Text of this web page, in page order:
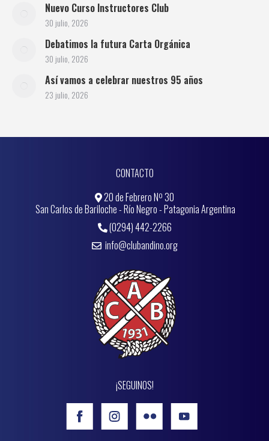
Nuevo Curso Instructores Club
30 julio, 2026
Debatimos la futura Carta Orgánica
30 julio, 2026
Así vamos a celebrar nuestros 95 años
23 julio, 2026
CONTACTO
20 de Febrero Nº 30
San Carlos de Bariloche - Río Negro - Patagonia Argentina
(0294) 442-2266
info@clubandino.org
¡SEGUINOS!